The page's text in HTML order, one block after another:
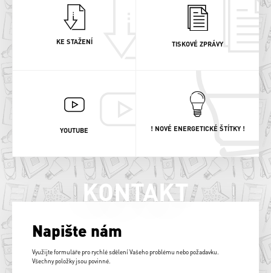
KE STAŽENÍ TISKOVÉ ZPRÁVY
YOUTUBE ! NOVÉ ENERGETICKÉ ŠTÍTKY !
KONTAKT
Napište nám
Využijte formuláře pro rychlé sdělení Vašeho problému nebo požadavku.
Všechny položky jsou povinné.